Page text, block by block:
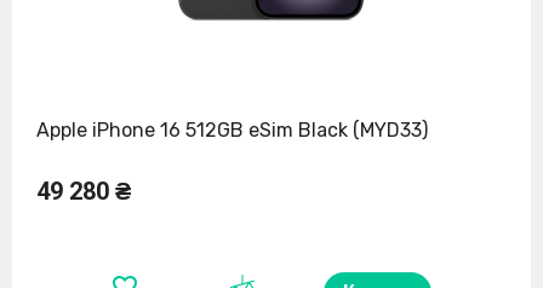
Apple iPhone 16 512GB eSim Black (MYD33)
49 280 ₴